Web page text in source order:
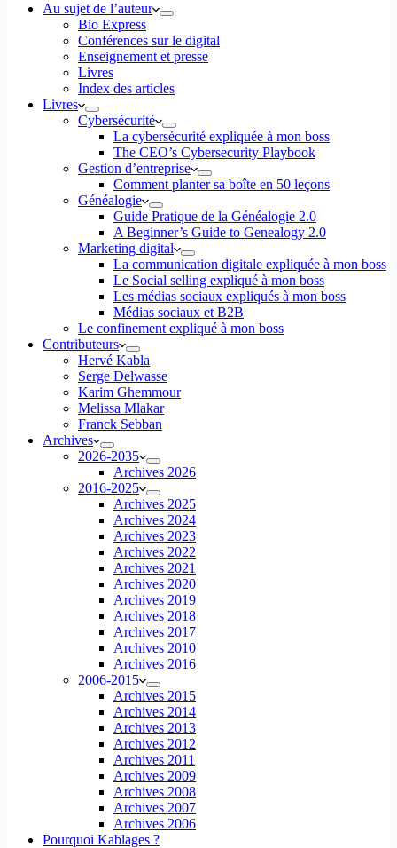
Au sujet de l’auteur
Bio Express
Conférences sur le digital
Enseignement et presse
Livres
Index des articles
Livres
Cybersécurité
La cybersécurité expliquée à mon boss
The CEO’s Cybersecurity Playbook
Gestion d’entreprise
Comment planter sa boîte en 50 leçons
Généalogie
Guide Pratique de la Généalogie 2.0
A Beginner’s Guide to Genealogy 2.0
Marketing digital
La communication digitale expliquée à mon boss
Le Social selling expliqué à mon boss
Les médias sociaux expliqués à mon boss
Médias sociaux et B2B
Le confinement expliqué à mon boss
Contributeurs
Hervé Kabla
Serge Delwasse
Karim Ghemmour
Melissa Mlakar
Franck Sebban
Archives
2026-2035
Archives 2026
2016-2025
Archives 2025
Archives 2024
Archives 2023
Archives 2022
Archives 2021
Archives 2020
Archives 2019
Archives 2018
Archives 2017
Archives 2010
Archives 2016
2006-2015
Archives 2015
Archives 2014
Archives 2013
Archives 2012
Archives 2011
Archives 2009
Archives 2008
Archives 2007
Archives 2006
Pourquoi Kablages ?